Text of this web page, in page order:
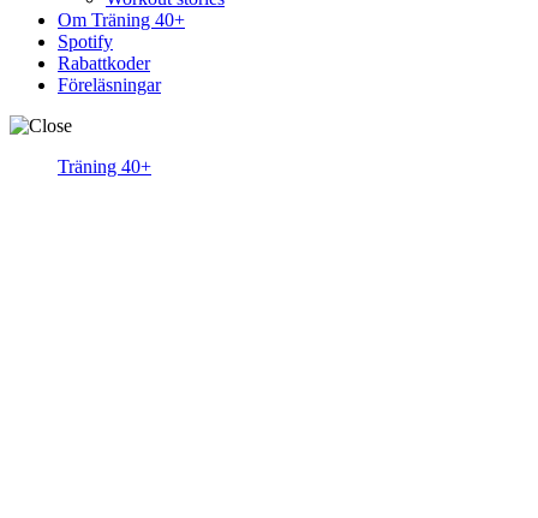
Om Träning 40+
Spotify
Rabattkoder
Föreläsningar
Träning 40+